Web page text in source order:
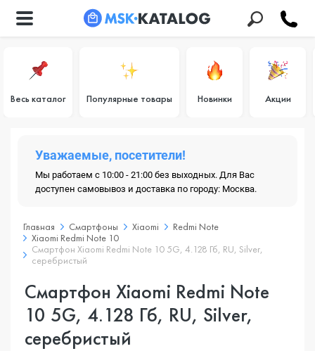
Весь каталог Популярные товары Новинки Акции
Уважаемые, посетители!
Мы работаем с 10:00 - 21:00 без выходных. Для Вас
доступен самовывоз и доставка по городу: Москва.
Главная Смартфоны Xiaomi
Redmi Note
Xiaomi Redmi Note 10
Смартфон Xiaomi Redmi Note 10 5G, 4.128 Гб, RU, Silver,
серебристый
Смартфон Xiaomi Redmi Note
10 5G, 4.128 Гб, RU, Silver,
серебристый